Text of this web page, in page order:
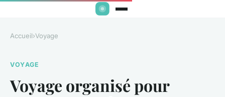
Accueil›Voyage
VOYAGE
Voyage organisé pour